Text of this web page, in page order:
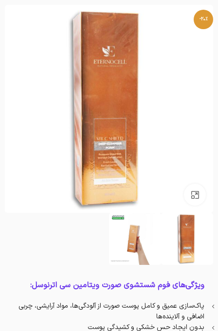
-20%
ویژگی‌های فوم شستشوی صورت ویتامین سی اترنوسل:
پاک‌سازی‌ عمیق و کامل پوست صورت از آلودگی‌ها، مواد آرایشی، چربی
اضافی و آلاینده‌ها
بدون ایجاد حس خشکی و کشیدگی پوست